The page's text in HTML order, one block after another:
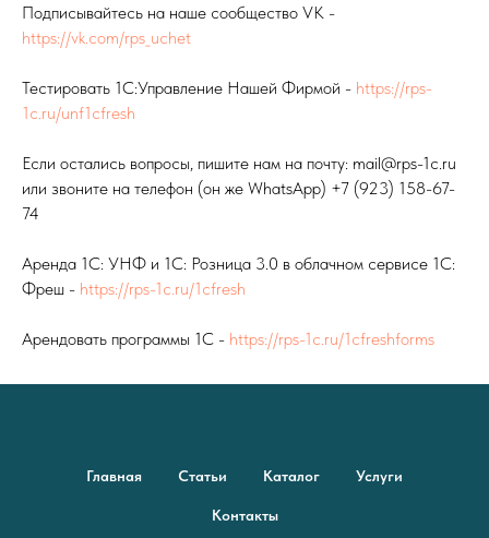
Подписывайтесь на наше сообщество VK -
https://vk.com/rps_uchet
Тестировать 1С:Управление Нашей Фирмой - https://rps-
1c.ru/unf1cfresh
Если остались вопросы, пишите нам на почту: mail@rps-1c.ru
или звоните на телефон (он же WhatsApp) +7 (923) 158-67-
74
Аренда 1С: УНФ и 1С: Розница 3.0 в облачном сервисе 1С:
Фреш - https://rps-1c.ru/1cfresh
Арендовать программы 1С - https://rps-1c.ru/1cfreshforms
Главная Статьи Каталог Услуги
Контакты